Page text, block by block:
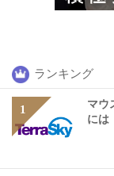
ランキング
マウ
には